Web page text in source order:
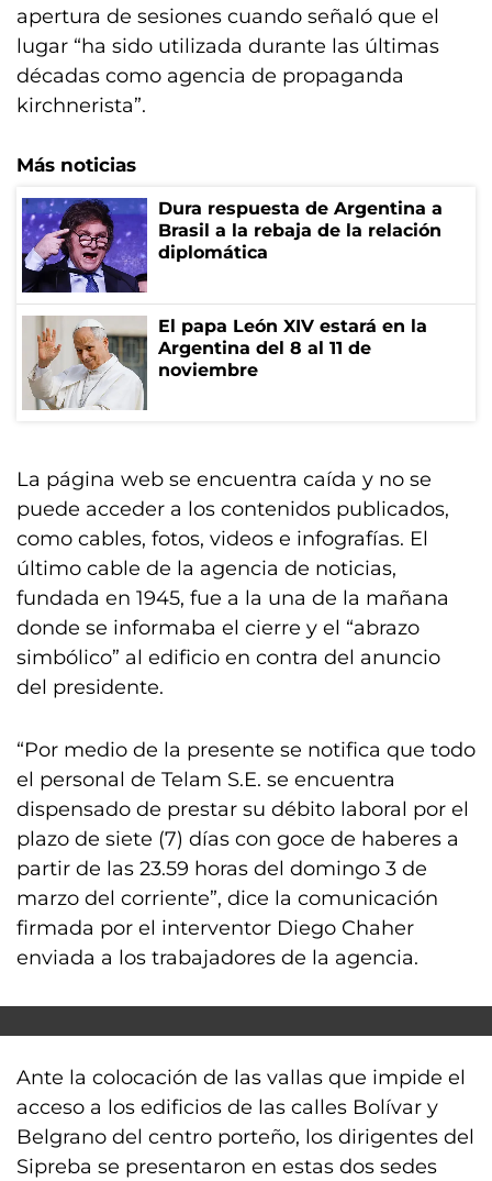
apertura de sesiones cuando señaló que el
lugar “ha sido utilizada durante las últimas
décadas como agencia de propaganda
kirchnerista”.
Más noticias
Dura respuesta de Argentina a
Brasil a la rebaja de la relación
diplomática
El papa León XIV estará en la
Argentina del 8 al 11 de
noviembre
La página web se encuentra caída y no se
puede acceder a los contenidos publicados,
como cables, fotos, videos e infografías. El
último cable de la agencia de noticias,
fundada en 1945, fue a la una de la mañana
donde se informaba el cierre y el “abrazo
simbólico” al edificio en contra del anuncio
del presidente.
“Por medio de la presente se notifica que todo
el personal de Telam S.E. se encuentra
dispensado de prestar su débito laboral por el
plazo de siete (7) días con goce de haberes a
partir de las 23.59 horas del domingo 3 de
marzo del corriente”, dice la comunicación
firmada por el interventor Diego Chaher
enviada a los trabajadores de la agencia.
Ante la colocación de las vallas que impide el
acceso a los edificios de las calles Bolívar y
Belgrano del centro porteño, los dirigentes del
Sipreba se presentaron en estas dos sedes